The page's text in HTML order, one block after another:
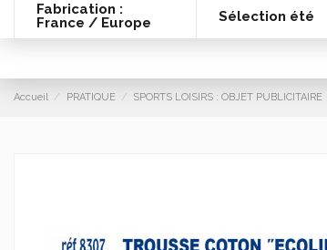
Fabrication :
France / Europe
Sélection été
Accueil PRATIQUE SPORTS LOISIRS : OBJET PUBLICITAIRE